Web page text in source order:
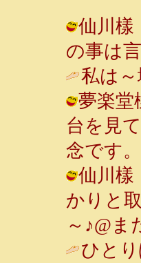
仙川
の事は
私は
夢楽
台を見
念です
仙川
かりと
～♪@ま
ひと